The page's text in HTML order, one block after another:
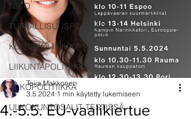
NATO
TURVALLISUUSPOLITIIKKA
KUNTAPOLITIIKKA
LIIKUNTAPOLITIIKKA
ULKOPOLITIIKKA
ULKOKUNTOSALIT TESTISSÄ
4.-5.5. EU-vaalikiertue
Teija Makkonen
3.5.2024 1 min käytetty lukemiseen